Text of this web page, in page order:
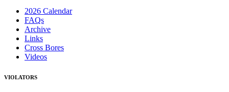
2026 Calendar
FAQs
Archive
Links
Cross Bores
Videos
VIOLATORS